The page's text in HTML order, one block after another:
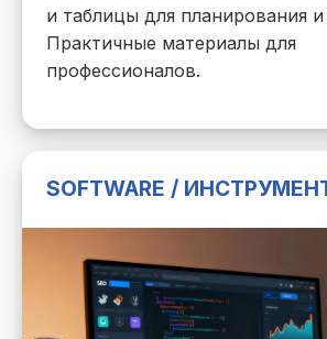
и таблицы для планирования и
Практичные материалы для
профессионалов.
SOFTWARE /